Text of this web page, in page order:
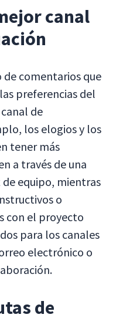
canal
comentarios que
preferencias del
de
los elogios y los
tener más
a través de una
equipo, mientras
o
con el proyecto
para los canales
electrónico o
de